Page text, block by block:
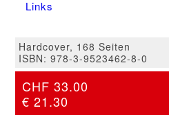
Links
Kontakt
CFP-SHOP
Hardcover, 168 Seiten
ISBN: 978-3-9523462-8-0
CHF 33.00
€ 21.30